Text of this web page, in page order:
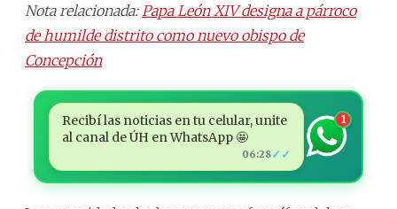
Nota relacionada: Papa León XIV designa a párroco
de humilde distrito como nuevo obispo de
Concepción
Recibí las noticias en tu celular, unite
al canal de ÚH en WhatsApp 🤩
06:28✓✓
1